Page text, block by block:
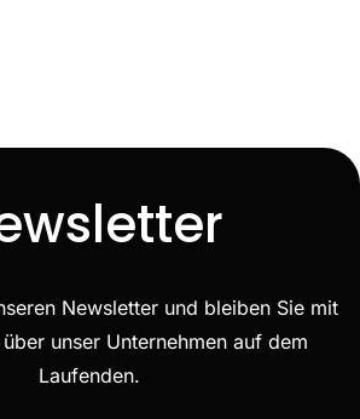
Newsletter und bleiben Sie mit
unser Unternehmen auf dem
Laufenden.